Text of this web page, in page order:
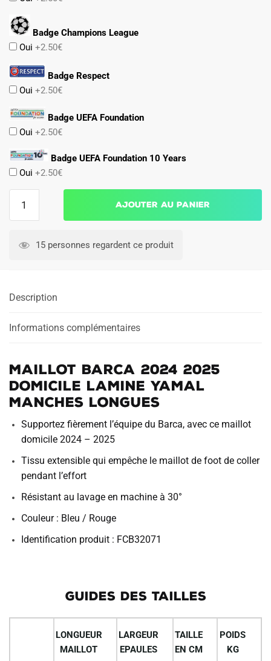
Badge Champions League
Oui +2.50€
Badge Respect
Oui +2.50€
Badge UEFA Foundation
Oui +2.50€
Badge UEFA Foundation 10 Years
Oui +2.50€
Barca
Lamine
Manches
Ajouter au panier
15 personnes regardent ce produit
Description
Informations complémentaires
Maillot Barca 2024 2025
Domicile Lamine Yamal
Manches Longues
Supportez fièrement l’équipe du Barca, avec ce maillot
domicile 2024 – 2025
Tissu extensible qui empêche le maillot de foot de coller
pendant l’effort
Résistant au lavage en machine à 30°
Couleur : Bleu / Rouge
Identification produit : FCB32071
GUIDES DES TAILLES
LONGUEUR
MAILLOT
LARGEUR
EPAULES
TAILLE
EN CM
POIDS
KG